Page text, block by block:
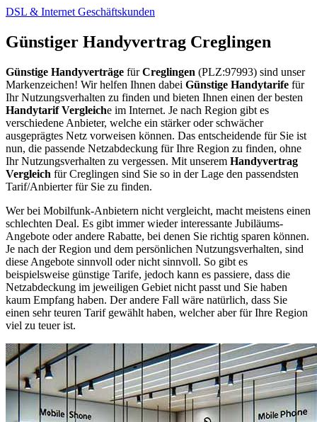
DSL & Internet Geschäftskunden
Günstiger Handyvertrag Creglingen
Günstige Handyverträge fürCreglingen (PLZ:97993) sind unser
Markenzeichen! Wir helfen Ihnen dabei Günstige Handytarife für
Ihr Nutzungsverhalten zu finden und bieten Ihnen einen der besten
Handytarif Vergleiche im Internet. Je nach Region gibt es
verschiedene Anbieter, welche ein stärker oder schwächer
ausgeprägtes Netz vorweisen können. Das entscheidende für Sie ist
nun, die passende Netzabdeckung für Ihre Region zu finden, ohne
Ihr Nutzungsverhalten zu vergessen. Mit unserem Handyvertrag
Vergleich für Creglingen sind Sie so in der Lage den passendsten
Tarif/Anbierter für Sie zu finden.
Wer bei Mobilfunk-Anbietern nicht vergleicht, macht meistens einen
schlechten Deal. Es gibt immer wieder interessante Jubiläums-
Angebote oder andere Rabatte, bei denen Sie richtig sparen können.
Je nach der Region und dem persönlichen Nutzungsverhalten, sind
diese Angebote sinnvoll oder nicht sinnvoll. So gibt es
beispielsweise günstige Tarife, jedoch kann es passiere, dass die
Netzabdeckung im jeweiligen Gebiet nicht passt und Sie haben
kaum Empfang haben. Der andere Fall wäre natürlich, dass Sie
einen sehr teuren Tarif gewählt haben, welcher aber für Ihre Region
viel zu teuer ist.